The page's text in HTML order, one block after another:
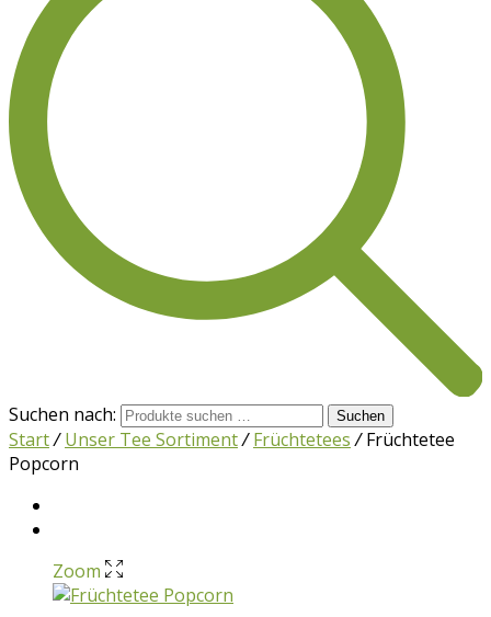
Suchen nach: Suchen
Start/ Unser Tee Sortiment/ Früchtetees /Früchtetee
Popcorn
Zoom